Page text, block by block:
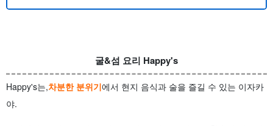
굴&섬 요리 Happy's
Happy's는,차분한 분위기에서 현지 음식과 술을 즐길 수 있는 이자카
야.